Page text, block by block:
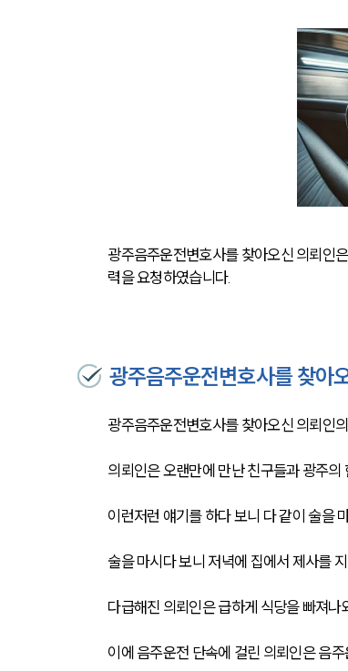
광주음주운전변호사를 찾아오신 의뢰인
력을 요청하였습니다.
광주음주운전변호사를 찾아
광주음주운전변호사를 찾아오신 의뢰인
의뢰인은 오랜만에 만난 친구들과 광주의
이런저런 얘기를 하다 보니 다 같이 술을
술을 마시다 보니 저녁에 집에서 제사를
다급해진 의뢰인은 급하게 식당을 빠져나
이에 음주운전 단속에 걸린 의뢰인은 음